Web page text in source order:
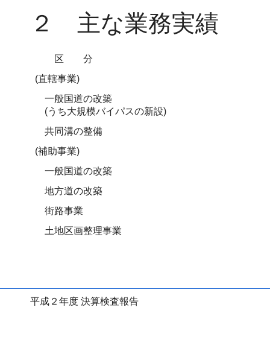
２ 主な業務実績
区分
(直轄事業)
一般国道の改築
(うち大規模バイパスの新設)
共同溝の整備
(補助事業)
一般国道の改築
地方道の改築
街路事業
土地区画整理事業
平成２年度 決算検査報告